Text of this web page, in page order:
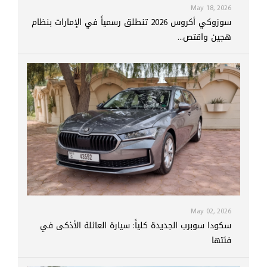
May 18, 2026
سوزوكي أكروس 2026 تنطلق رسمياً في الإمارات بنظام
هجين واقتص...
May 02, 2026
سكودا سوبرب الجديدة كلياً: سيارة العائلة الأذكى في
فئتها